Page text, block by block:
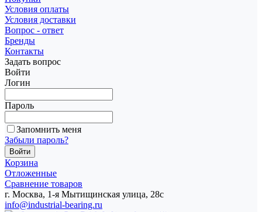
Условия оплаты
Условия доставки
Вопрос - ответ
Бренды
Контакты
Задать вопрос
Войти
Логин
Пароль
Запомнить меня
Забыли пароль?
Корзина
Отложенные
Сравнение товаров
г. Москва, 1-я Мытищинская улица, 28с
info@industrial-bearing.ru